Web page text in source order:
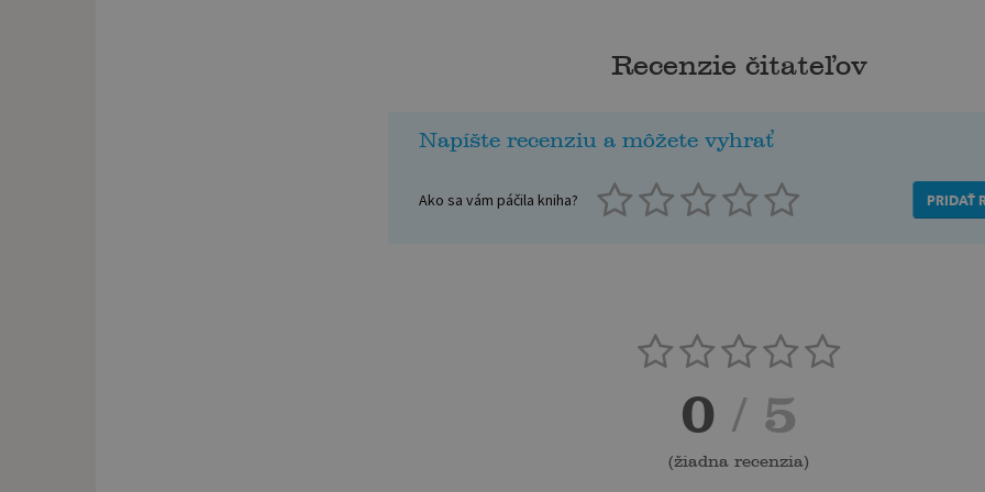
Recenzie čitateľov
Napíšte recenziu a môžete vyhrať
Ako sa vám páčila kniha? PRIDAŤ
0 / 5
(žiadna recenzia)